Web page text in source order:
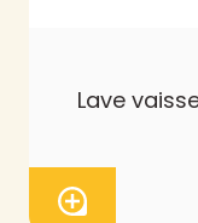
Lave